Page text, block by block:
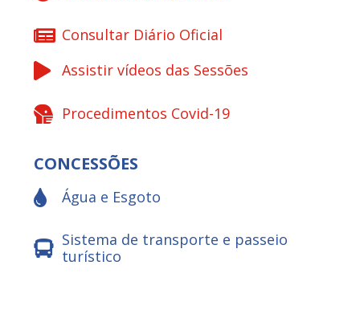
Consultar Diário Oficial
Assistir vídeos das Sessões
Procedimentos Covid-19
CONCESSÕES
Água e Esgoto
Sistema de transporte e passeio
turístico